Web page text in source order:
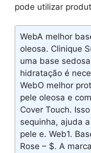
pode utilizar
WebA melhor
oleosa. Clinique
uma base
hidratação é
WebO melhor
pele oleosa e
Cover Touch.
sequinha, ajuda
pele e. Web1.
Rose – $. A